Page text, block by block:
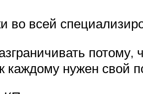
во всей
потому,
каждому нужен свой